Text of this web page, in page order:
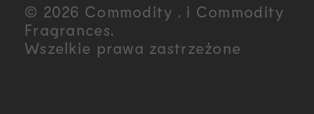
n
© 2026 Commodity . i Commodity
Fragrances.
Wszelkie prawa zastrzeżone